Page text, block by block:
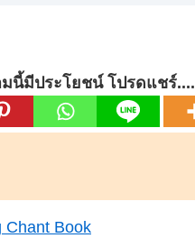
นี้มีประโยชน์ โปรดแชร์....
Chant Book